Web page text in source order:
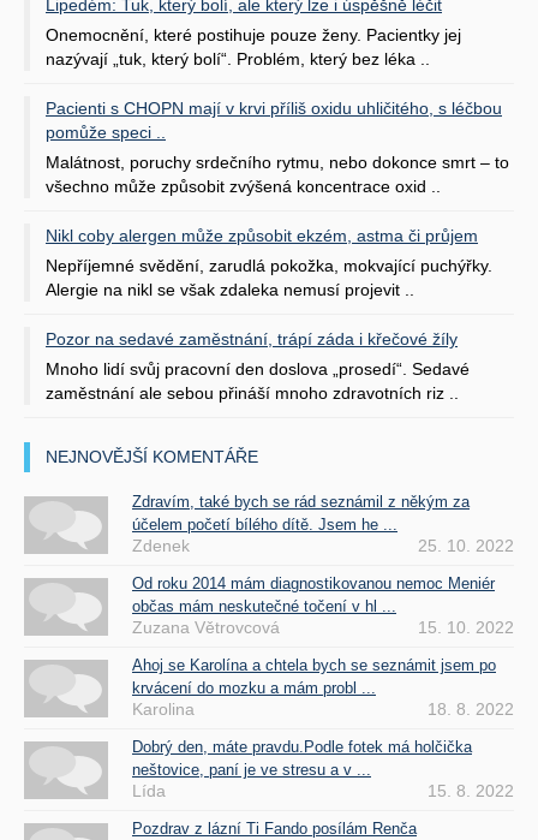
Lipedém: Tuk, který bolí, ale který lze i úspěšně léčit
Onemocnění, které postihuje pouze ženy. Pacientky jej
nazývají „tuk, který bolí“. Problém, který bez léka ..
Pacienti s CHOPN mají v krvi příliš oxidu uhličitého, s léčbou
pomůže speci ..
Malátnost, poruchy srdečního rytmu, nebo dokonce smrt – to
všechno může způsobit zvýšená koncentrace oxid ..
Nikl coby alergen může způsobit ekzém, astma či průjem
Nepříjemné svědění, zarudlá pokožka, mokvající puchýřky.
Alergie na nikl se však zdaleka nemusí projevit ..
Pozor na sedavé zaměstnání, trápí záda i křečové žíly
Mnoho lidí svůj pracovní den doslova „prosedí“. Sedavé
zaměstnání ale sebou přináší mnoho zdravotních riz ..
NEJNOVĚJŠÍ KOMENTÁŘE
Zdravím, také bych se rád seznámil z někým za
účelem početí bílého dítě. Jsem he ...
Zdenek 25. 10. 2022
Od roku 2014 mám diagnostikovanou nemoc Meniér
občas mám neskutečné točení v hl ...
Zuzana Větrovcová 15. 10. 2022
Ahoj se Karolína a chtela bych se seznámit jsem po
krvácení do mozku a mám probl ...
Karolina 18. 8. 2022
Dobrý den, máte pravdu.Podle fotek má holčička
neštovice, paní je ve stresu a v ...
Lída 15. 8. 2022
Pozdrav z lázní Ti Fando posílám Renča